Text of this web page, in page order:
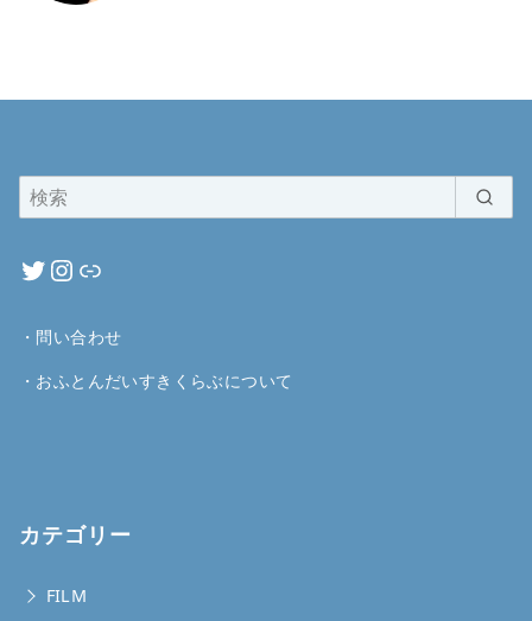
・ 問い合わせ
・ おふとんだいすきくらぶについて
カテゴリー
FILM